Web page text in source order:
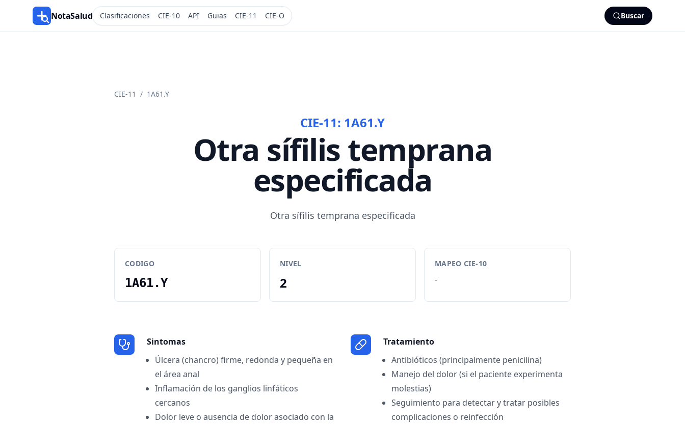
NotaSalud Clasificaciones CIE-10 API Guias CIE-11 CIE-O Buscar
CIE-11 / 1A61.Y
CIE-11: 1A61.Y
Otra sífilis temprana
especificada
Otra sífilis temprana especificada
CODIGO
1A61.Y
NIVEL
2
MAPEO CIE-10
-
Sintomas
Úlcera (chancro) firme, redonda y pequeña en
el área anal
Inflamación de los ganglios linfáticos
cercanos
Dolor leve o ausencia de dolor asociado con la
Tratamiento
Antibióticos (principalmente penicilina)
Manejo del dolor (si el paciente experimenta
molestias)
Seguimiento para detectar y tratar posibles
complicaciones o reinfección